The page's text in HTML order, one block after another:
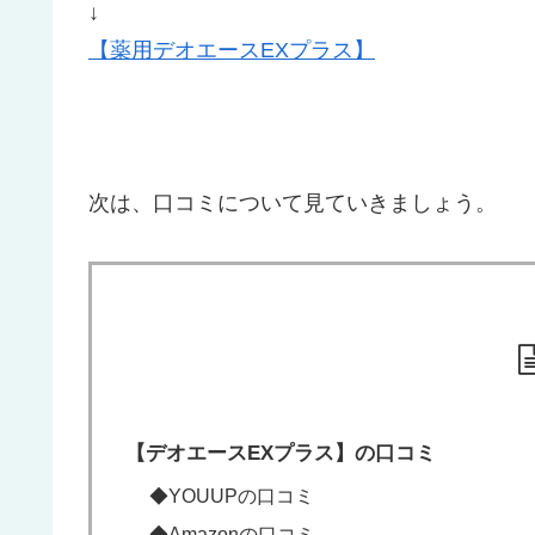
↓
【薬用デオエースEXプラス】
次は、口コミについて見ていきましょう。
【デオエースEXプラス】の口コミ
◆YOUUPの口コミ